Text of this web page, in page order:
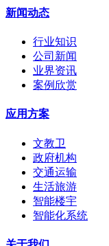
新闻动态
行业知识
公司新闻
业界资讯
案例欣赏
应用方案
文教卫
政府机构
交通运输
生活旅游
智能楼宇
智能化系统